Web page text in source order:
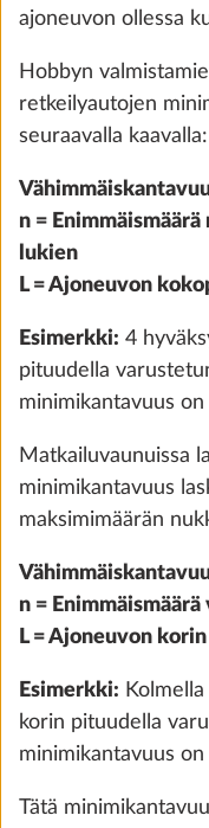
erillisvuoteisiin
VAIHE 5 / 8
Vesi, kaasu,
ajoneuvon ollessa
Hobbyn
retkeilyautojen
seuraavalla kaavalla:
n =
lukien
L = Ajoneuvon
Esimerkki: 4
pituudella
minimikantavuus
Matkailuvaunuissa
minimikantavuus
maksimimäärän
n =
L = Ajoneuvon
Esimerkki:
korin pituudella
minimikantavuus
Tätä